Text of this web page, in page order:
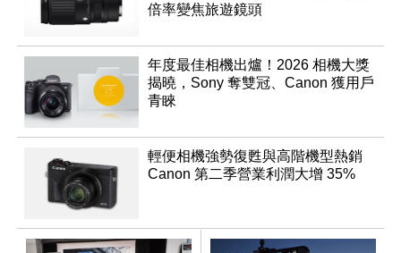
倍率變焦旅遊鏡頭
年度最佳相機出爐！2026 相機大獎
揭曉，Sony 奪雙冠、Canon 獲用戶
青睞
輕便相機強勢復甦與高階機型熱銷
Canon 第二季營業利潤大增 35%